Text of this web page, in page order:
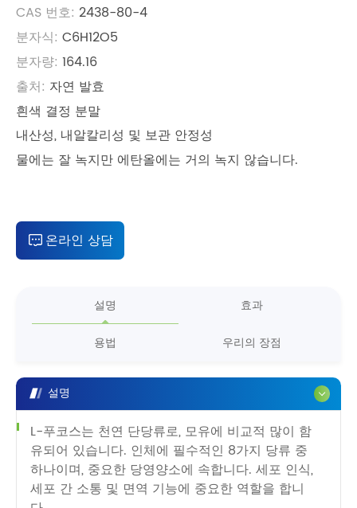
CAS 번호: 2438-80-4
분자식: C6H12O5
분자량: 164.16
출처: 자연 발효
흰색 결정 분말
내산성, 내알칼리성 및 보관 안정성
물에는 잘 녹지만 에탄올에는 거의 녹지 않습니다.
온라인 상담
설명 효과
용법 우리의 장점
설명
L-푸코스는 천연 단당류로, 모유에 비교적 많이 함
유되어 있습니다. 인체에 필수적인 8가지 당류 중
하나이며, 중요한 당영양소에 속합니다. 세포 인식,
세포 간 소통 및 면역 기능에 중요한 역할을 합니